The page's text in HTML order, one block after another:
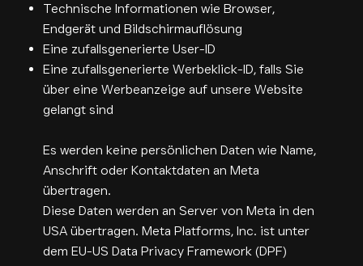
Technische Informationen wie Browser,
Endgerät und Bildschirmauflösung
Eine zufallsgenerierte User-ID
Eine zufallsgenerierte Werbeklick-ID, falls Sie
über eine Werbeanzeige auf unsere Website
gelangt sind
Es werden keine persönlichen Daten wie Name,
Anschrift oder Kontaktdaten an Meta
übertragen.
Diese Daten werden an Server von Meta in den
USA übertragen. Meta Platforms, Inc. ist unter
dem EU-US Data Privacy Framework (DPF)